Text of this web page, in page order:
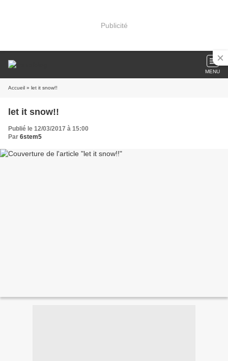
Publicité
MENU
Accueil » let it snow!!
let it snow!!
Publié le 12/03/2017 à 15:00
Par 6stem5